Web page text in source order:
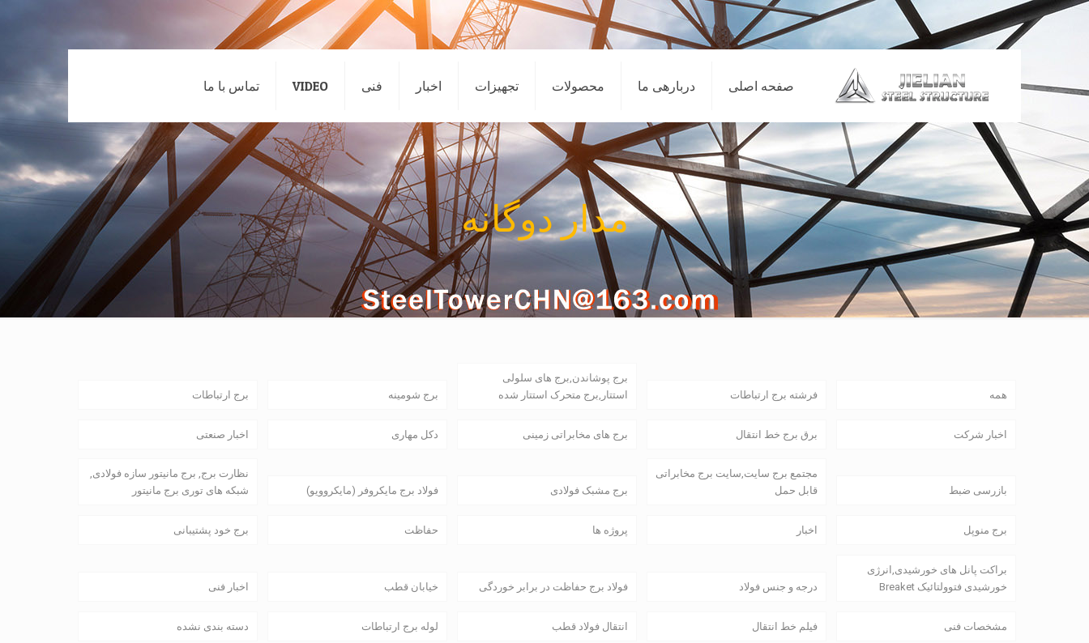
صفحه اصلی دربارهی ما محصولات تجهیزات اخبار فنی VIDEO تماس با ما
مدار دوگانه
همه فرشته برج ارتباطات
برج پوشاندن,برج های سلولی
استتار,برج متحرک استتار شده
برج شومینه برج ارتباطات
اخبار شرکت برق برج خط انتقال برج های مخابراتی زمینی دکل مهاری اخبار صنعتی
بازرسی ضبط
مجتمع برج سایت,سایت برج مخابراتی
قابل حمل
برج مشبک فولادی فولاد برج مایکروفر (مایکروویو)
نظارت برج, برج مانیتور سازه فولادی,
شبکه های توری برج مانیتور
برج منوپل اخبار پروژه ها حفاظت برج خود پشتیبانی
براکت پانل های خورشیدی,انرژی
خورشیدی فتوولتائیک Breaket
درجه و جنس فولاد فولاد برج حفاظت در برابر خوردگی خیابان قطب اخبار فنی
مشخصات فنی فیلم خط انتقال انتقال فولاد قطب لوله برج ارتباطات دسته بندی نشده